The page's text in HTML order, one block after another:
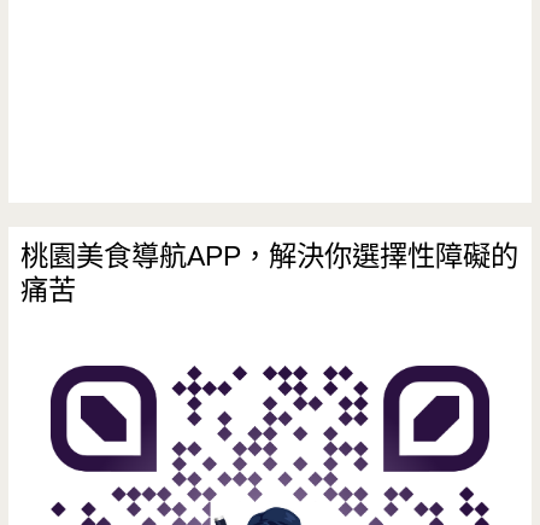
桃園美食導航APP，解決你選擇性障礙的
痛苦